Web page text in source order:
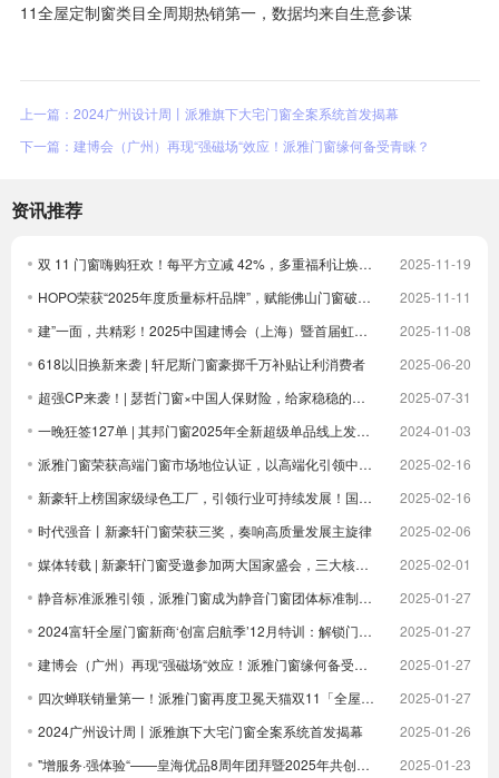
11全屋定制窗类目全周期热销第一，数据均来自生意参谋
上一篇：2024广州设计周丨派雅旗下大宅门窗全案系统首发揭幕
下一篇：建博会（广州）再现“强磁场“效应！派雅门窗缘何备受青睐？
资讯推荐
双 11 门窗嗨购狂欢！每平方立减 42%，多重福利让焕新更划算！
2025-11-19
HOPO荣获“2025年度质量标杆品牌”，赋能佛山门窗破卷立新
2025-11-11
建”一面，共精彩！2025中国建博会（上海）暨首届虹桥设计周顺利收官！
2025-11-08
618以旧换新来袭 | 轩尼斯门窗豪掷千万补贴让利消费者
2025-06-20
超强CP来袭！| 瑟哲门窗×中国人保财险，给家稳稳的安全感
2025-07-31
一晚狂签127单 | 其邦门窗2025年全新超级单品线上发布圆满成功
2024-01-03
派雅门窗荣获高端门窗市场地位认证，以高端化引领中国门窗新未来| 倒计时
2025-02-16
新豪轩上榜国家级绿色工厂，引领行业可持续发展！国家级荣誉 1！
2025-02-16
时代强音丨新豪轩门窗荣获三奖，奏响高质量发展主旋律
2025-02-06
媒体转载 | 新豪轩门窗受邀参加两大国家盛会，三大核心优势驱动企业发展
2025-02-01
静音标准派雅引领，派雅门窗成为静音门窗团体标准制定者
2025-01-27
2024富轩全屋门窗新商‘创富启航季’12月特训：解锁门窗界新航海图，共铸辉煌未来篇章
2025-01-27
建博会（广州）再现“强磁场“效应！派雅门窗缘何备受青睐？
2025-01-27
四次蝉联销量第一！派雅门窗再度卫冕天猫双11「全屋定制窗类目全周期热销第一」
2025-01-27
2024广州设计周丨派雅旗下大宅门窗全案系统首发揭幕
2025-01-26
"增服务·强体验“——皇海优品8周年团拜暨2025年共创大会圆满举行
2025-01-23